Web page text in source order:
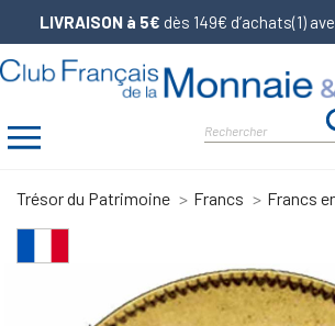
LIVRAISON à 5€ dès 149€ d’achats(1)
Trésor du Patrimoine Francs Francs